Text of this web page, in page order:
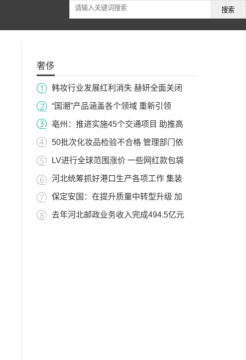
搜索
奢侈
韩妆行业发展红利消失 赫妍全面关闭
“国潮”产品涵盖各个领域 重新引领
亳州：推进实施45个交通项目 助推高
50批次化妆品检验不合格 管理部门依
LV进行全球范围涨价 一些网红款包袋
河北统筹抓好港口生产各项工作 集装
保定安国：在提升质量中转型升级 加
去年河北邮政业务收入完成494.5亿元